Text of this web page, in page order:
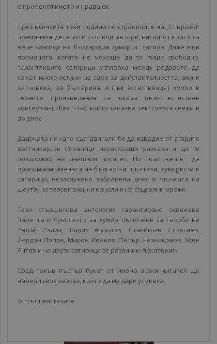
е променял името и нрава си.
През всичките тези години по страниците на „Стършел“
преминаха десетки и стотици автори, някои от които са
вече класици на българския хумор и сатира. Даже във
времената, когато не можеше да се пише свободно,
талантливите сатирици успяваха между редовете да
кажат много истини не само за действителността, ами и
за човека, за българина. А пък естественият хумор в
техните произведения се оказа онзи естествен
консервант /без Е-та/, който запазва текстовете свежи и
до днес.
Задачата ни като съставители бе да извадим от старите
вестникарски страници неувяхващи разкази и да ги
предложим на днешния читател. По този начин да
припомним имената на български писатели, хумористи и
сатирици, незаслужено забравени днес в глъчката на
шоуто, на телевизионни канали и на социални мрежи.
Тази стършелова антология гарантирано освежава
паметта и чувството за хумор. Включени са творби на
Радой Ралин, Борис Априлов, Станислав Стратиев,
Йордан Попов, Мирон Иванов, Петър Незнакомов, Ясен
Антов и на други сатирици от различни поколения.
Сред такъв пъстър букет от имена всеки читател ще
намери своя разказ, който да му дари усмивка.
От съставителите